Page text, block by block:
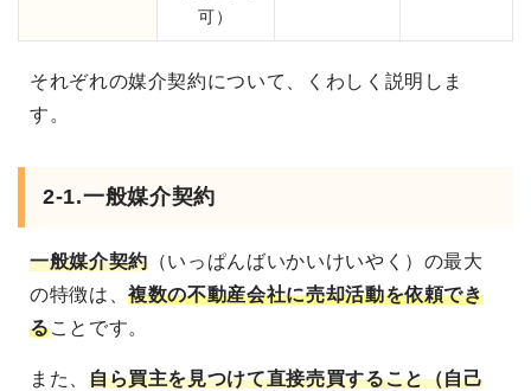
可）
それぞれの媒介契約について、くわしく説明しま
す。
2-1.一般媒介契約
一般媒介契約（いっぱんばいかいけいやく）の最大
の特徴は、複数の不動産会社に売却活動を依頼でき
ることです。
また、 自ら買主を見つけて直接売買すること（自己